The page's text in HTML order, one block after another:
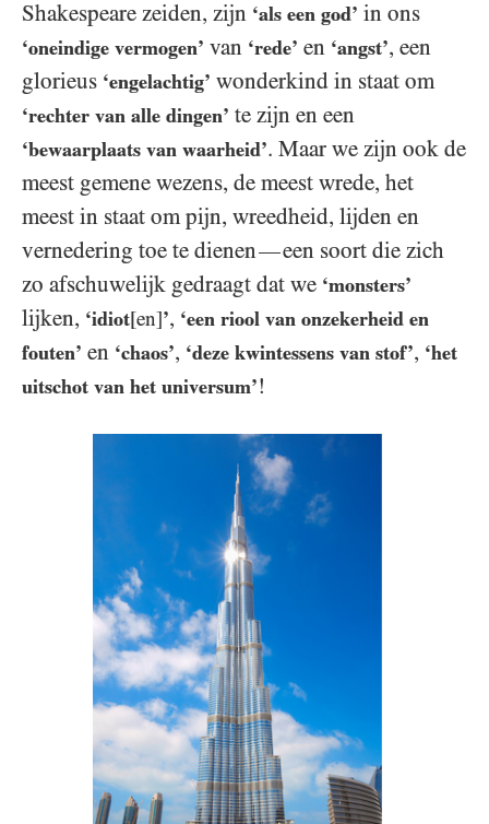
Shakespeare zeiden, zijn ‘als een god’ in ons
‘oneindige vermogen’ van ‘rede’ en ‘angst’, een
glorieus ‘engelachtig’ wonderkind in staat om
‘rechter van alle dingen’ te zijn en een
‘bewaarplaats van waarheid’. Maar we zijn ook de
meest gemene wezens, de meest wrede, het
meest in staat om pijn, wreedheid, lijden en
vernedering toe te dienen—een soort die zich
zo afschuwelijk gedraagt dat we ‘monsters’
lijken, ‘idiot[en]’, ‘een riool van onzekerheid en
fouten’ en ‘chaos’, ‘deze kwintessens van stof’, ‘het
uitschot van het universum’!